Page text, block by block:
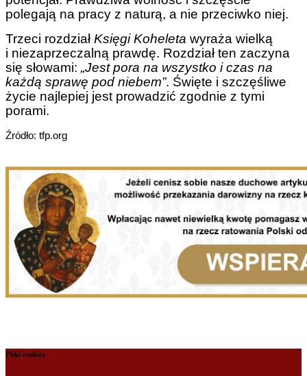
polegają na pracy z naturą, a nie przeciwko niej.
Trzeci rozdział Księgi Koheleta wyraża wielką
i niezaprzeczalną prawdę. Rozdział ten zaczyna
się słowami: „Jest pora na wszystko i czas na
każdą sprawę pod niebem”. Święte i szczęśliwe
życie najlepiej jest prowadzić zgodnie z tymi
porami.
Źródło: tfp.org
Pliki cookies